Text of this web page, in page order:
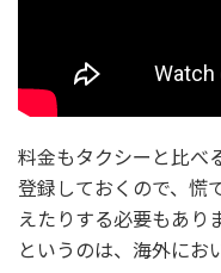
料金もタクシーと比べ
登録しておくので、慌
えたりする必要もあり
というのは、海外にお